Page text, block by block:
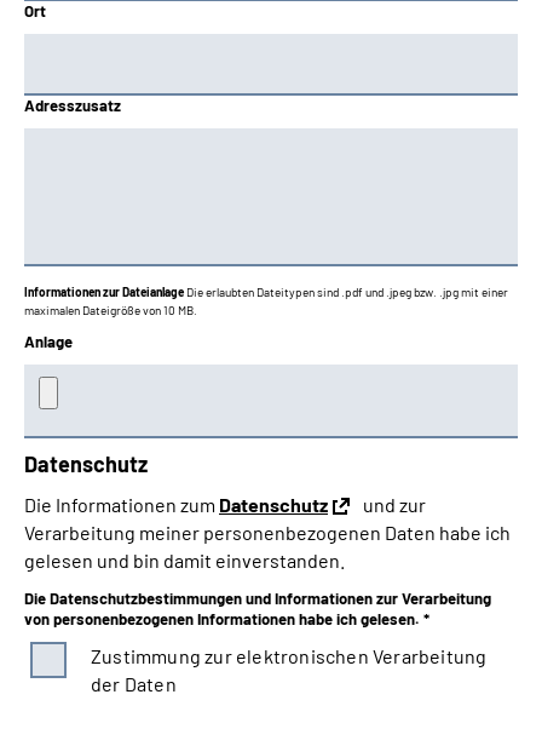
Ort
Adresszusatz
Informationen zur Dateianlage Die erlaubten Dateitypen sind .pdf und .jpeg bzw. .jpg mit einer
maximalen Dateigröße von 10 MB.
Anlage
Datenschutz
Die Informationen zum Datenschutz
und zur
Verarbeitung meiner personenbezogenen Daten habe ich
gelesen und bin damit einverstanden.
Die Datenschutzbestimmungen und Informationen zur Verarbeitung
von personenbezogenen Informationen habe ich gelesen. *
Zustimmung zur elektronischen Verarbeitung
der Daten